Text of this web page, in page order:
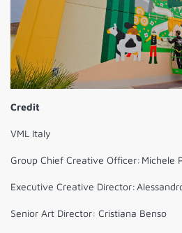
Credit
VML Italy
Group Chief Creative Officer: Michele
Executive Creative Director:
Senior Art Director: Cristiana Benso